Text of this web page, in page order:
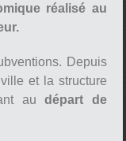
réalisé au
Depuis
et la structure
audépart de